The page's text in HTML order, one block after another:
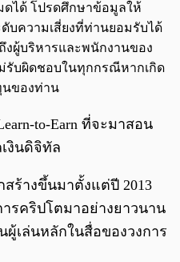
ดได้ โปรดศึกษาข้อมูลให้
บความเสี่ยงที่ท่านยอมรับได้
งผู้บริหารและพนักงานของ
รับผิดชอบในทุกกรณีหากเกิด
นของท่าน
to-Earn ที่จะมาสอน
งินดิจิทัล
สร้างขึ้นมาตั้งแต่ปี 2013
รคริปโตมาอย่างยาวนาน
ผู้เล่นหลักในสื่อของวงการ